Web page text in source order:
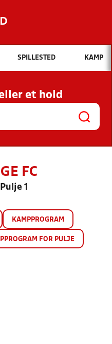
Hvad vil du søge efter?
OG NYHEDER
KLUBBER OG
SPILLESTED KAMP
et hold
FC
1
KAMPPROGRAM
FOR PULJE